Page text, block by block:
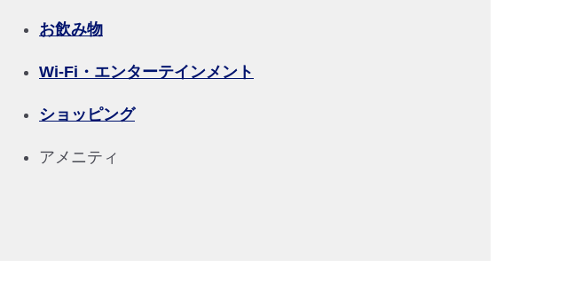
ください。
ださい。
お飲み物
Wi-Fi・エンターテインメント
ショッピング
アメニティ